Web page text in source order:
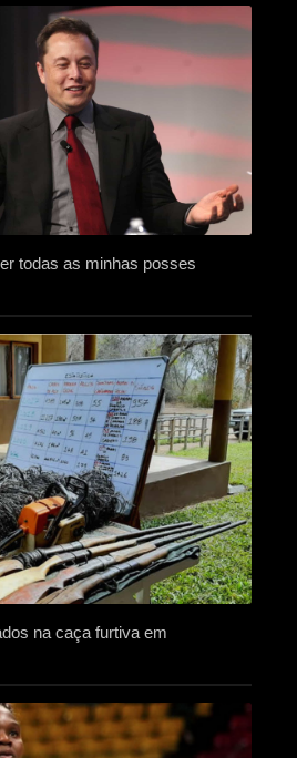
todas as minhas posses
na caça furtiva em